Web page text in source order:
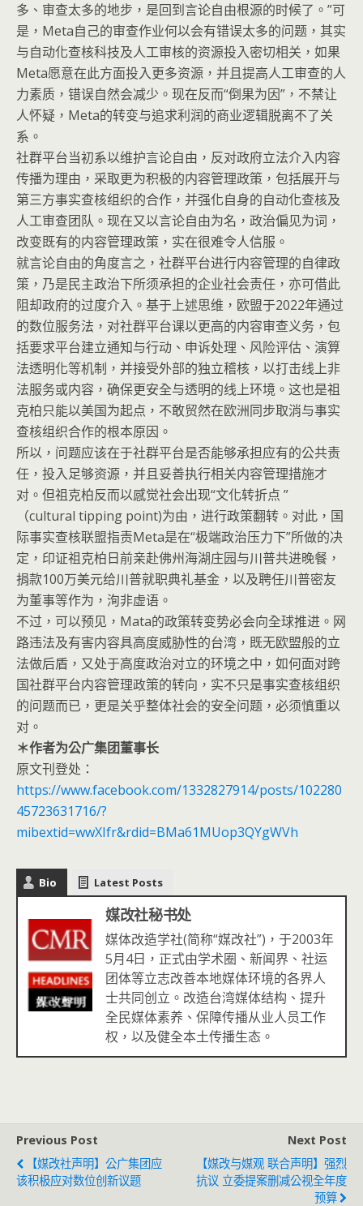
多、审查太多的地步，是回到言论自由根源的时候了。”可
是，Meta自己的审查作业何以会有错误太多的问题，其实
与自动化查核科技及人工审核的资源投入密切相关，如果
Meta愿意在此方面投入更多资源，并且提高人工审查的人
力素质，错误自然会减少。现在反而“倒果为因”，不禁让
人怀疑，Meta的转变与追求利润的商业逻辑脱离不了关
系。
社群平台当初系以维护言论自由，反对政府立法介入内容
传播为理由，采取更为积极的内容管理政策，包括展开与
第三方事实查核组织的合作，并强化自身的自动化查核及
人工审查团队。现在又以言论自由为名，政治偏见为词，
改变既有的内容管理政策，实在很难令人信服。
就言论自由的角度言之，社群平台进行内容管理的自律政
策，乃是民主政治下所须𠄘担的企业社会责任，亦可借此
阻却政府的过度介入。基于上述思维，欧盟于2022年通过
的数位服务法，对社群平台课以更高的内容审查义务，包
括要求平台建立通知与行动、申诉处理、风险评估、演算
法透明化等机制，并接受外部的独立稽核，以打击线上非
法服务或内容，确保更安全与透明的线上环境。这也是祖
克柏只能以美国为起点，不敢贸然在欧洲同步取消与事实
查核组织合作的根本原因。
所以，问题应该在于社群平台是否能够承担应有的公共责
任，投入足够资源，并且妥善执行相关内容管理措施才
对。但祖克柏反而以感觉社会出现“文化转折点 ”
（cultural tipping point)为由，进行政策翻转。对此，国
际事实查核联盟指责Meta是在“极端政治压力下”所做的决
定，印证祖克柏日前亲赴佛州海湖庄园与川普共进晚餐，
捐款100万美元给川普就职典礼基金，以及聘任川普密友
为董事等作为，洵非虚语。
不过，可以预见，Mata的政策转变势必会向全球推进。网
路违法及有害内容具高度威胁性的台湾，既无欧盟般的立
法做后盾，又处于高度政治对立的环境之中，如何面对跨
国社群平台内容管理政策的转向，实不只是事实查核组织
的问题而已，更是关乎整体社会的安全问题，必须慎重以
对。
＊作者为公广集团董事长
原文刊登处：
https://www.facebook.com/1332827914/posts/102280
45723631716/?
mibextid=wwXIfr&rdid=BMa61MUop3QYgWVh
Bio Latest Posts
媒改社秘书处
媒体改造学社(简称“媒改社”)，于2003年
5月4日，正式由学术圈、新闻界、社运
团体等立志改善本地媒体环境的各界人
士共同创立。改造台湾媒体结构、提升
全民媒体素养、保障传播从业人员工作
权，以及健全本土传播生态。
Previous Post
【媒改社声明】公广集团应
该积极应对数位创新议题
Next Post
【媒改与媒观 联合声明】强烈
抗议 立委提案删减公视全年度
预算